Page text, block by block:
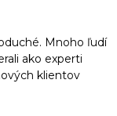
Mnoho ľudí
ako experti
klientov